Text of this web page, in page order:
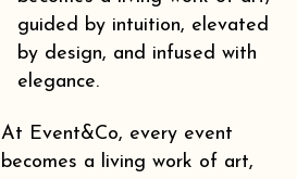
guided by intuition, elevated
by design, and infused with
elegance.
At Event&Co, every event
becomes a living work of art,